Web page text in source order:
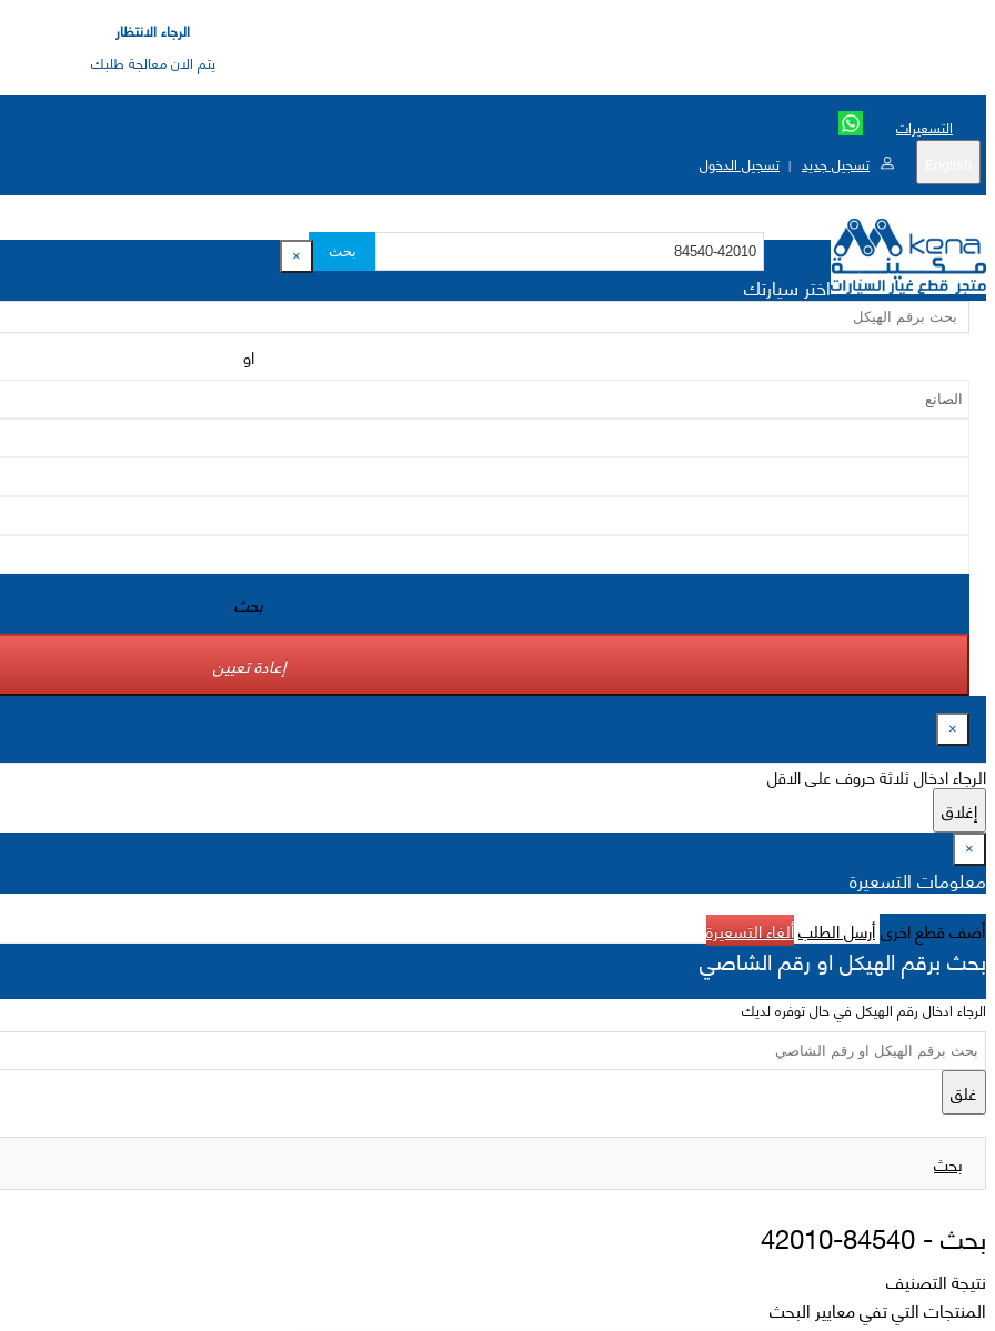
الرجاء الانتظار
يتم الان معالجة طلبك
التسعيرات
تسجيل جديد | تسجيل الدخول
بحث ×
اختر سيارتك
او
بحث
إعادة تعيين
×
الرجاء ادخال ثلاثة حروف على الاقل
إغلاق
×
معلومات التسعيرة
أضف قطع اخرىأرسل الطلبألغاء التسعيرة
بحث برقم الهيكل او رقم الشاصي
الرجاء ادخال رقم الهيكل في حال توفره لديك
غلق
بحث
بحث -84540-42010
نتيجة التصنيف
المنتجات التي تفي معايير البحث